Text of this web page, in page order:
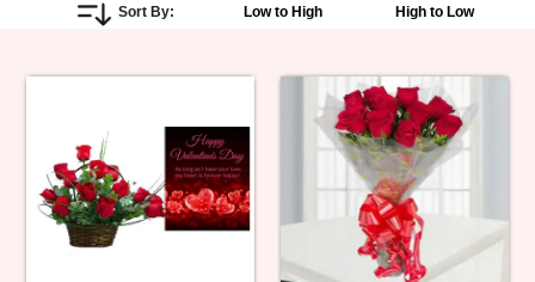
Flowers
Gifts
Sort By: Low to High High to Low